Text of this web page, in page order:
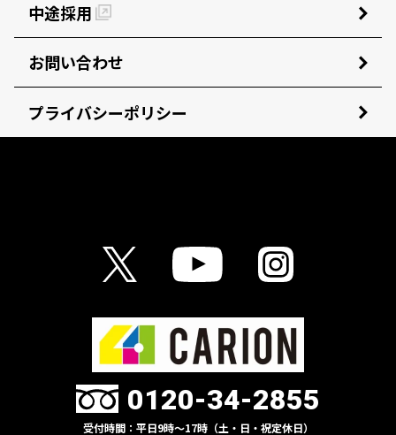
中途採用
お問い合わせ
プライバシーポリシー
0120-34-2855
受付時間：平日9時〜17時（土・日・祝定休日）